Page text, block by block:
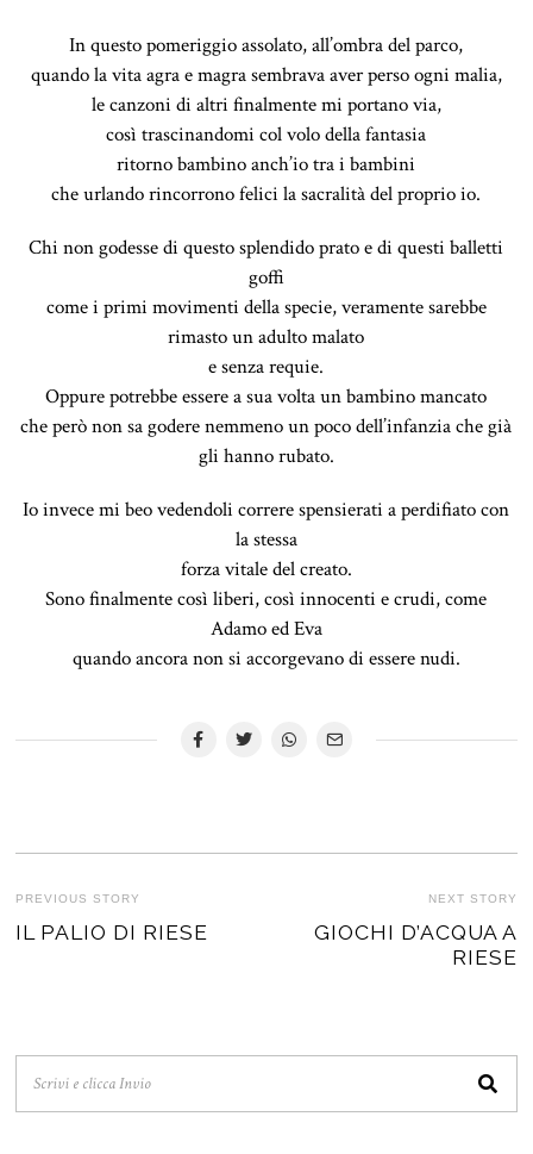
In questo pomeriggio assolato, all’ombra del parco,
quando la vita agra e magra sembrava aver perso ogni malia,
le canzoni di altri finalmente mi portano via,
così trascinandomi col volo della fantasia
ritorno bambino anch’io tra i bambini
che urlando rincorrono felici la sacralità del proprio io.
Chi non godesse di questo splendido prato e di questi balletti
goffi
come i primi movimenti della specie, veramente sarebbe
rimasto un adulto malato
e senza requie.
Oppure potrebbe essere a sua volta un bambino mancato
che però non sa godere nemmeno un poco dell’infanzia che già
gli hanno rubato.
Io invece mi beo vedendoli correre spensierati a perdifiato con
la stessa
forza vitale del creato.
Sono finalmente così liberi, così innocenti e crudi, come
Adamo ed Eva
quando ancora non si accorgevano di essere nudi.
NAVIGAZIONE
PREVIOUS STORY
Previous
IL PALIO DI RIESE
NEXT STORY
GIOCHI D’ACQUA A
RIESE